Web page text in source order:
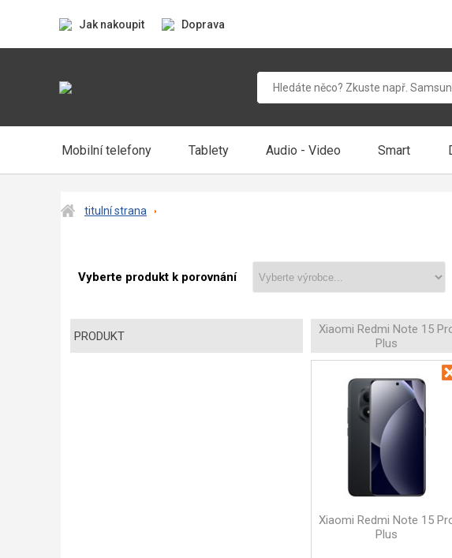
Jak nakoupit Doprava
Mobilní telefony Tablety Audio - Video Smart
titulní strana
Vyberte produkt k porovnání
PRODUKT
Xiaomi Redmi Note 15
Plus
Xiaomi Redmi Note 15
Plus